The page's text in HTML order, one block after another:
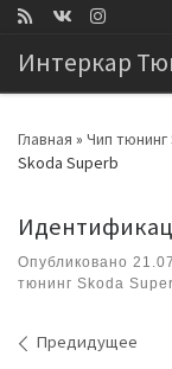
Интеркар
Главная » Чип
Skoda Superb
Опубликовано
тюнинг Skoda
Навигация по
Предидущее